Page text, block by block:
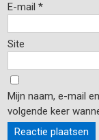
E-mail*
Site
Mijn naam, e-mail
volgende keer